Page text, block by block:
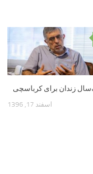
زندان برای کرباسچی
اسفند 17, 1396